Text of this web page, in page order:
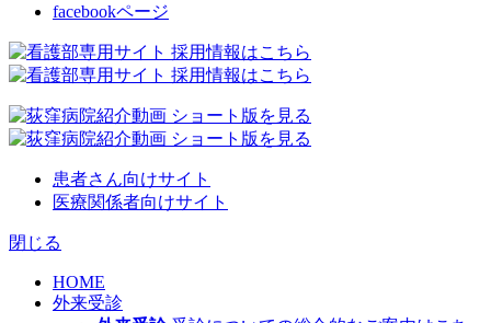
facebookページ
患者さん向けサイト
医療関係者向けサイト
閉じる
HOME
外来受診